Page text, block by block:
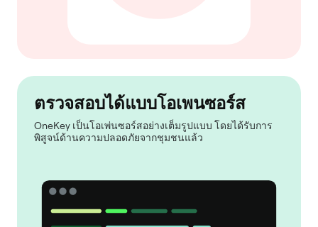
ตรวจสอบได้แบบโอเพนซอร์ส
OneKey เป็นโอเพ่นซอร์สอย่างเต็มรูปแบบ โดยได้รับการ
พิสูจน์ด้านความปลอดภัยจากชุมชนแล้ว